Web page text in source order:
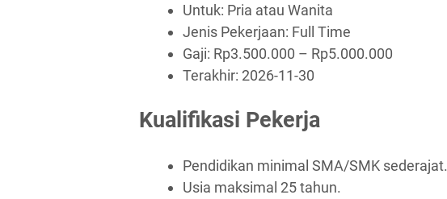
Untuk: Pria atau Wanita
Jenis Pekerjaan: Full Time
Gaji: Rp3.500.000 – Rp5.000.000
Terakhir: 2026-11-30
Kualifikasi Pekerja
Pendidikan minimal SMA/SMK sederajat.
Usia maksimal 25 tahun.